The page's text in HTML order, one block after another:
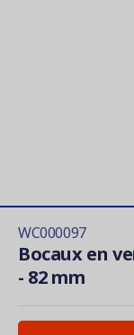
WC000097
Bocaux en
- 82 mm